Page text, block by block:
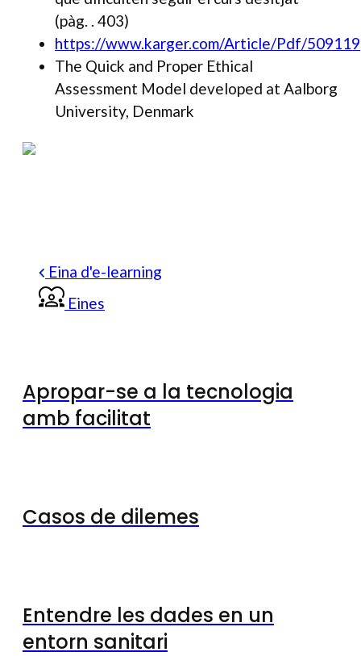
(pàg. . 403)
https://www.karger.com/Article/Pdf/509119
The Quick and Proper Ethical
Assessment Model developed at Aalborg
University, Denmark
Eina d'e-learning
Eines
Apropar-se a la tecnologia
amb facilitat
Casos de dilemes
Entendre les dades en un
entorn sanitari